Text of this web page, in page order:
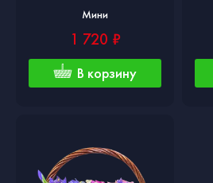
Мини
1 720 ₽
В корзину